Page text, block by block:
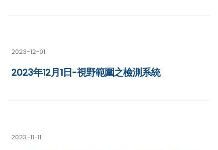
2023-12-01
2023年12月1日-視野範圍之檢測系統
2023-11-11